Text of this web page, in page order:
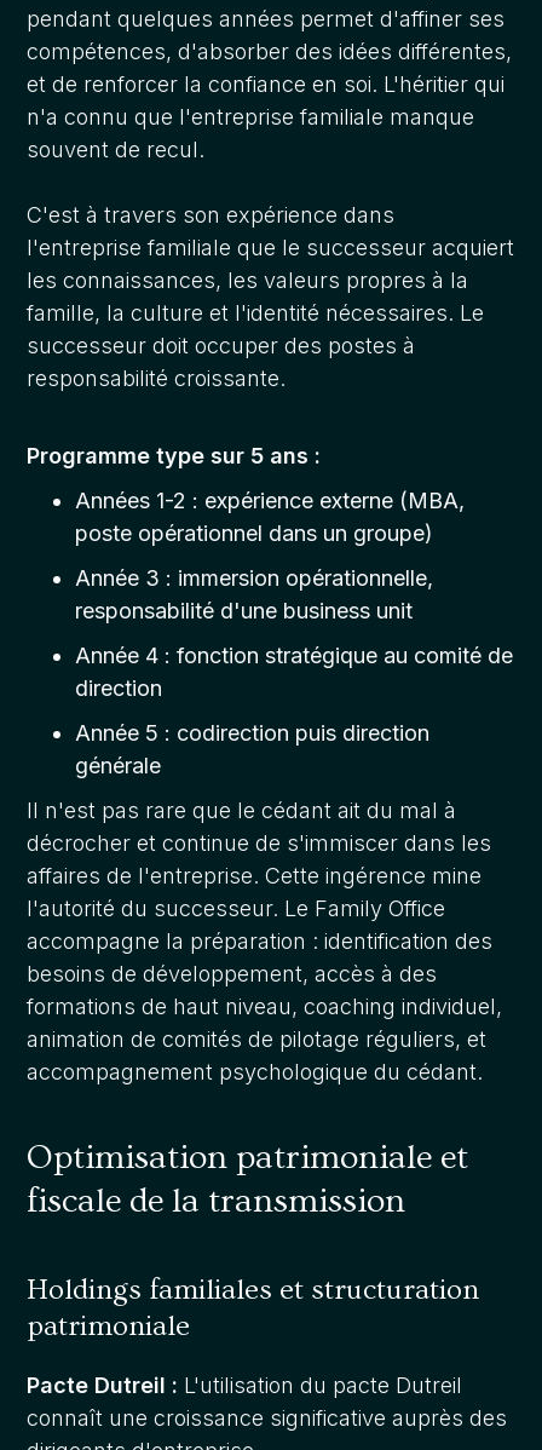
pendant quelques années permet d'affiner ses
compétences, d'absorber des idées différentes,
et de renforcer la confiance en soi. L'héritier qui
n'a connu que l'entreprise familiale manque
souvent de recul.
C'est à travers son expérience dans
l'entreprise familiale que le successeur acquiert
les connaissances, les valeurs propres à la
famille, la culture et l'identité nécessaires. Le
successeur doit occuper des postes à
responsabilité croissante.
Programme type sur 5 ans :
Années 1-2 : expérience externe (MBA,
poste opérationnel dans un groupe)
Année 3 : immersion opérationnelle,
responsabilité d'une business unit
Année 4 : fonction stratégique au comité de
direction
Année 5 : codirection puis direction
générale
Il n'est pas rare que le cédant ait du mal à
décrocher et continue de s'immiscer dans les
affaires de l'entreprise. Cette ingérence mine
l'autorité du successeur. Le Family Office
accompagne la préparation : identification des
besoins de développement, accès à des
formations de haut niveau, coaching individuel,
animation de comités de pilotage réguliers, et
accompagnement psychologique du cédant.
Optimisation patrimoniale et
fiscale de la transmission
Holdings familiales et structuration
patrimoniale
Pacte Dutreil : L'utilisation du pacte Dutreil
connaît une croissance significative auprès des